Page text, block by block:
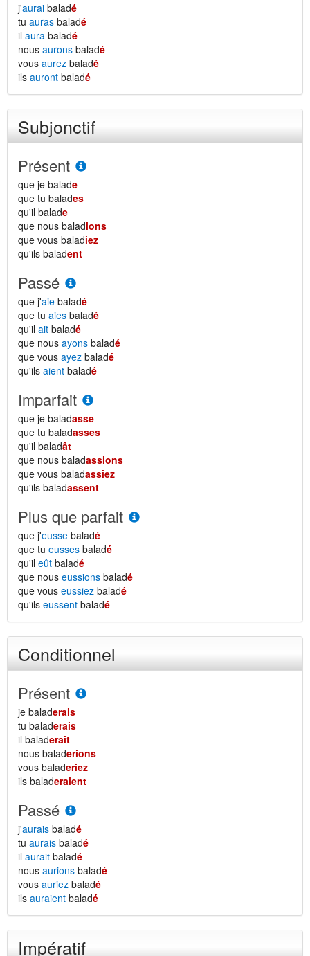
j'aurai baladé
tu auras baladé
il aura baladé
nous aurons baladé
vous aurez baladé
ils auront baladé
Subjonctif
Présent
que je balade
que tu balades
qu'il balade
que nous baladions
que vous baladiez
qu'ils baladent
Passé
que j'aie baladé
que tu aies baladé
qu'il ait baladé
que nous ayons baladé
que vous ayez baladé
qu'ils aient baladé
Imparfait
que je baladasse
que tu baladasses
qu'il baladât
que nous baladassions
que vous baladassiez
qu'ils baladassent
Plus que parfait
que j'eusse baladé
que tu eusses baladé
qu'il eût baladé
que nous eussions baladé
que vous eussiez baladé
qu'ils eussent baladé
Conditionnel
Présent
je baladerais
tu baladerais
il baladerait
nous baladerions
vous baladeriez
ils baladeraient
Passé
j'aurais baladé
tu aurais baladé
il aurait baladé
nous aurions baladé
vous auriez baladé
ils auraient baladé
Impératif